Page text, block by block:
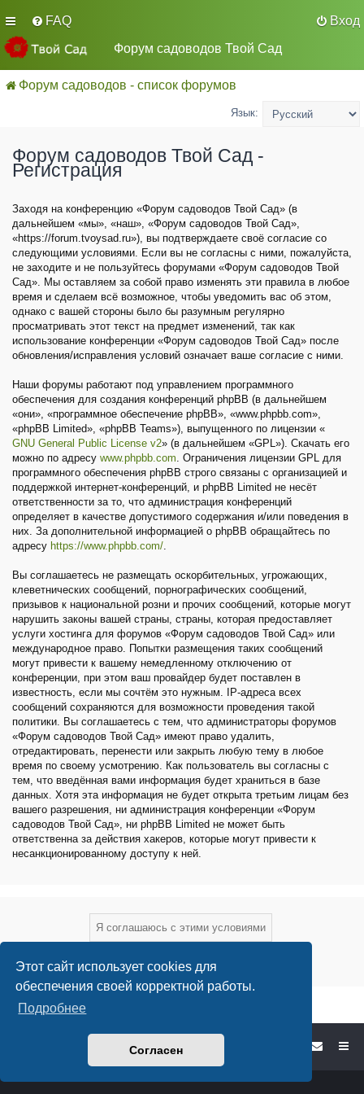
Этот сайт использует cookies для
обеспечения своей корректной работы.
Подробнее
Согласен
FAQ
Вход
Форум садоводов Твой Сад
Форум садоводов - список форумов
Язык:
Форум садоводов Твой Сад -
Регистрация
Заходя на конференцию «Форум садоводов Твой Сад» (в
дальнейшем «мы», «наш», «Форум садоводов Твой Сад»,
«https://forum.tvoysad.ru»), вы подтверждаете своё согласие со
следующими условиями. Если вы не согласны с ними, пожалуйста,
не заходите и не пользуйтесь форумами «Форум садоводов Твой
Сад». Мы оставляем за собой право изменять эти правила в любое
время и сделаем всё возможное, чтобы уведомить вас об этом,
однако с вашей стороны было бы разумным регулярно
просматривать этот текст на предмет изменений, так как
использование конференции «Форум садоводов Твой Сад» после
обновления/исправления условий означает ваше согласие с ними.
Наши форумы работают под управлением программного
обеспечения для создания конференций phpBB (в дальнейшем
«они», «программное обеспечение phpBB», «www.phpbb.com»,
«phpBB Limited», «phpBB Teams»), выпущенного по лицензии «
GNU General Public License v2» (в дальнейшем «GPL»). Скачать его
можно по адресу www.phpbb.com. Ограничения лицензии GPL для
программного обеспечения phpBB строго связаны с организацией и
поддержкой интернет-конференций, и phpBB Limited не несёт
ответственности за то, что администрация конференций
определяет в качестве допустимого содержания и/или поведения в
них. За дополнительной информацией о phpBB обращайтесь по
адресу https://www.phpbb.com/.
Вы соглашаетесь не размещать оскорбительных, угрожающих,
клеветнических сообщений, порнографических сообщений,
призывов к национальной розни и прочих сообщений, которые могут
нарушить законы вашей страны, страны, которая предоставляет
услуги хостинга для форумов «Форум садоводов Твой Сад» или
международное право. Попытки размещения таких сообщений
могут привести к вашему немедленному отключению от
конференции, при этом ваш провайдер будет поставлен в
известность, если мы сочтём это нужным. IP-адреса всех
сообщений сохраняются для возможности проведения такой
политики. Вы соглашаетесь с тем, что администраторы форумов
«Форум садоводов Твой Сад» имеют право удалить,
отредактировать, перенести или закрыть любую тему в любое
время по своему усмотрению. Как пользователь вы согласны с
тем, что введённая вами информация будет храниться в базе
данных. Хотя эта информация не будет открыта третьим лицам без
вашего разрешения, ни администрация конференции «Форум
садоводов Твой Сад», ни phpBB Limited не может быть
ответственна за действия хакеров, которые могут привести к
несанкционированному доступу к ней.
Форум садоводов - список форумов